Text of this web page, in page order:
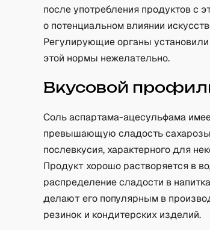
после употребления продуктов с
о потенциальном влиянии
Регулирующие органы
этой нормы нежелательно.
Вкусовой
Соль аспартама-ацесульфама
превышающую сладость
послевкусия, характерного для
Продукт хорошо растворяется в
распределение сладости в
делают его популярным в
резинок и кондитерских изделий.